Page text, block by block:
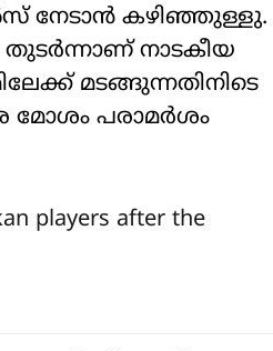
നേടാൻ കഴിഞ്ഞുള്ളു.
തുടർന്നാണ് നാടകീയ
മടങ്ങുന്നതിനിടെ
മോശം പരാമർശം
players after the